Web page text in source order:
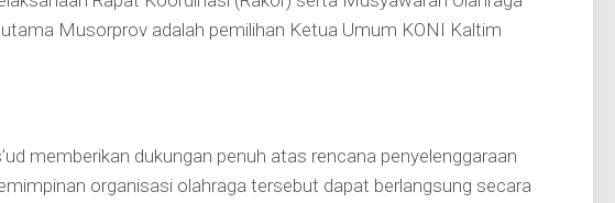
Musorprov adalah pemilihan Ketua Umum KONI Kaltim
memberikan dukungan penuh atas rencana penyelenggaraan
organisasi olahraga tersebut dapat berlangsung secara